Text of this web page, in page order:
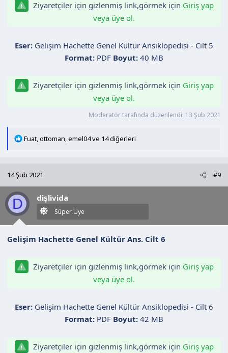
Ziyaretçiler için gizlenmiş link,görmek için Giriş yap
veya üye ol.
Eser: Gelişim Hachette Genel Kültür Ansiklopedisi - Cilt 5
Format: PDF Boyut: 40 MB
Ziyaretçiler için gizlenmiş link,görmek için Giriş yap
veya üye ol.
Moderatör tarafında düzenlendi: 13 Şub 2021
T
i
l
e
r
Fuat,ottoman,emel04ve 14 diğerleri
14 Şub 2021 #9
D dişlivida
Süper Üye
Gelişim Hachette Genel Kültür Ans. Cilt 6
Ziyaretçiler için gizlenmiş link,görmek için Giriş yap
veya üye ol.
Eser: Gelişim Hachette Genel Kültür Ansiklopedisi - Cilt 6
Format: PDF Boyut: 42 MB
Ziyaretçiler için gizlenmiş link,görmek için Giriş yap